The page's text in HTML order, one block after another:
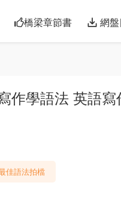
橋梁章節書 網
學語法 英語寫
佳語法拍檔